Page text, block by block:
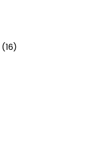
(16)